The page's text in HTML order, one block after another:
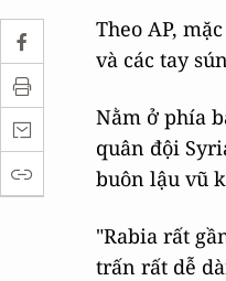
Theo AP,
và các tay
Nằm ở phía
quân đội
buôn lậu vũ
"Rabia rất
trấn rất dễ